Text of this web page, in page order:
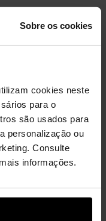
Sobre os cookies
cookies neste
para o
são usados para
personalização ou
Consulte
informações.
no seu